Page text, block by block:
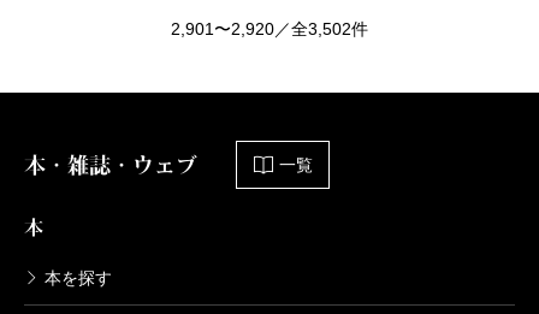
2,901〜2,920／全3,502件
本・雑誌・ウェブ 一覧
本
本を探す